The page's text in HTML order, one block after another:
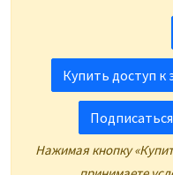
Купить доступ к
Нажимая кнопку